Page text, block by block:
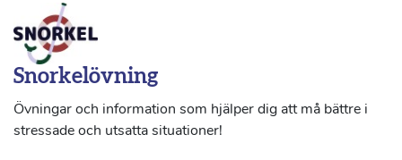
Snorkelövning
Övningar och information som hjälper dig att må bättre i
stressade och utsatta situationer!